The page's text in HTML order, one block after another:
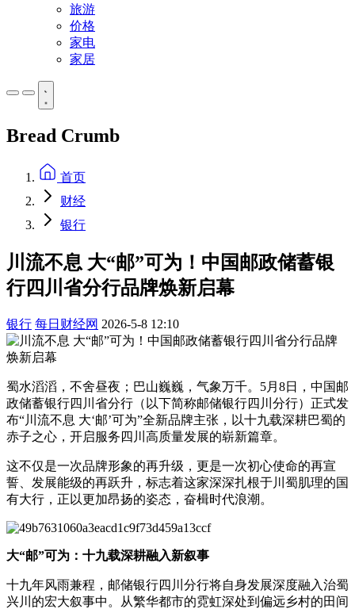
旅游
价格
家电
家居
Bread Crumb
首页
财经
银行
川流不息 大“邮”可为！中国邮政储蓄银
行四川省分行品牌焕新启幕
银行 每日财经网 2026-5-8 12:10
蜀水滔滔，不舍昼夜；巴山巍巍，气象万千。5月8日，中国邮
政储蓄银行四川省分行（以下简称邮储银行四川分行）正式发
布“川流不息 大‘邮’可为”全新品牌主张，以十九载深耕巴蜀的
赤子之心，开启服务四川高质量发展的崭新篇章。
这不仅是一次品牌形象的再升级，更是一次初心使命的再宣
誓、发展能级的再跃升，标志着这家深深扎根于川蜀肌理的国
有大行，正以更加昂扬的姿态，奋楫时代浪潮。
大“邮”可为：十九载深耕融入新叙事
十九年风雨兼程，邮储银行四川分行将自身发展深度融入治蜀
兴川的宏大叙事中。从繁华都市的霓虹深处到偏远乡村的田间